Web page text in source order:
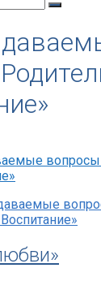
вопросы